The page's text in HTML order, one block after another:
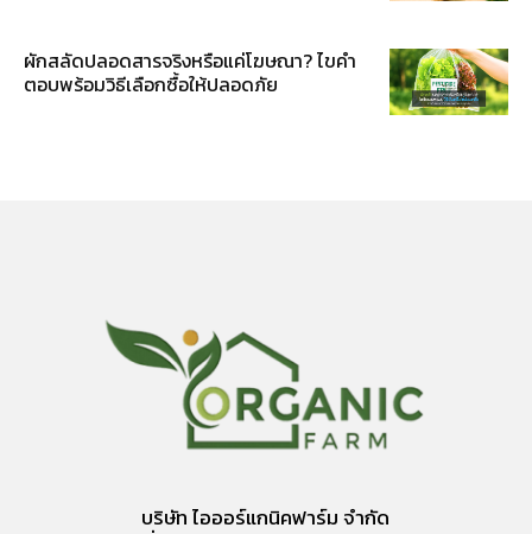
ผักสลัดปลอดสารจริงหรือแค่โฆษณา? ไขคำ
ตอบพร้อมวิธีเลือกซื้อให้ปลอดภัย
บริษัท ไอออร์แกนิคฟาร์ม จำกัด